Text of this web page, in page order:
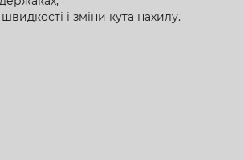
і зміни кута нахилу.